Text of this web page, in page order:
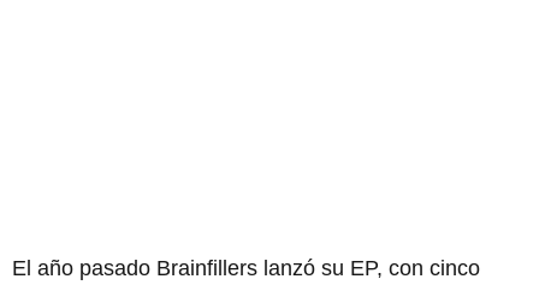
El año pasado Brainfillers lanzó su EP, con cinco